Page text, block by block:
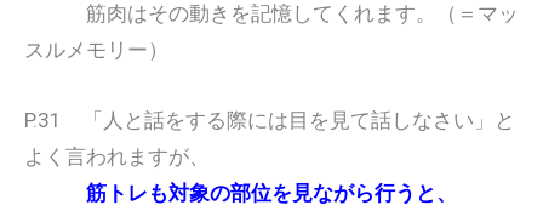
筋肉はその動きを記憶してくれます。（＝マッ
スルメモリー）
P.31 「人と話をする際には目を見て話しなさい」と
よく言われますが、
筋トレも対象の部位を見ながら行うと、